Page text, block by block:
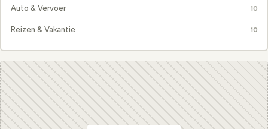
Auto & Vervoer 10
Reizen & Vakantie 10